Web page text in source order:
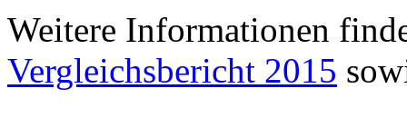
Weitere Informationen
Vergleichsbericht 2015